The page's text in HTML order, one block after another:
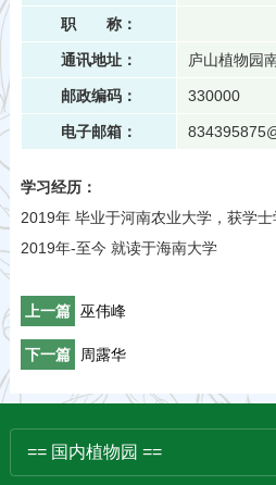
职 称：
通讯地址： 庐山植物园
邮政编码： 330000
电子邮箱：
学习经历：
2019年 毕业于河南农业大学，获学士
2019年-至今 就读于海南大学
上一篇 巫伟峰
下一篇 周露华
== 国内植物园 ==